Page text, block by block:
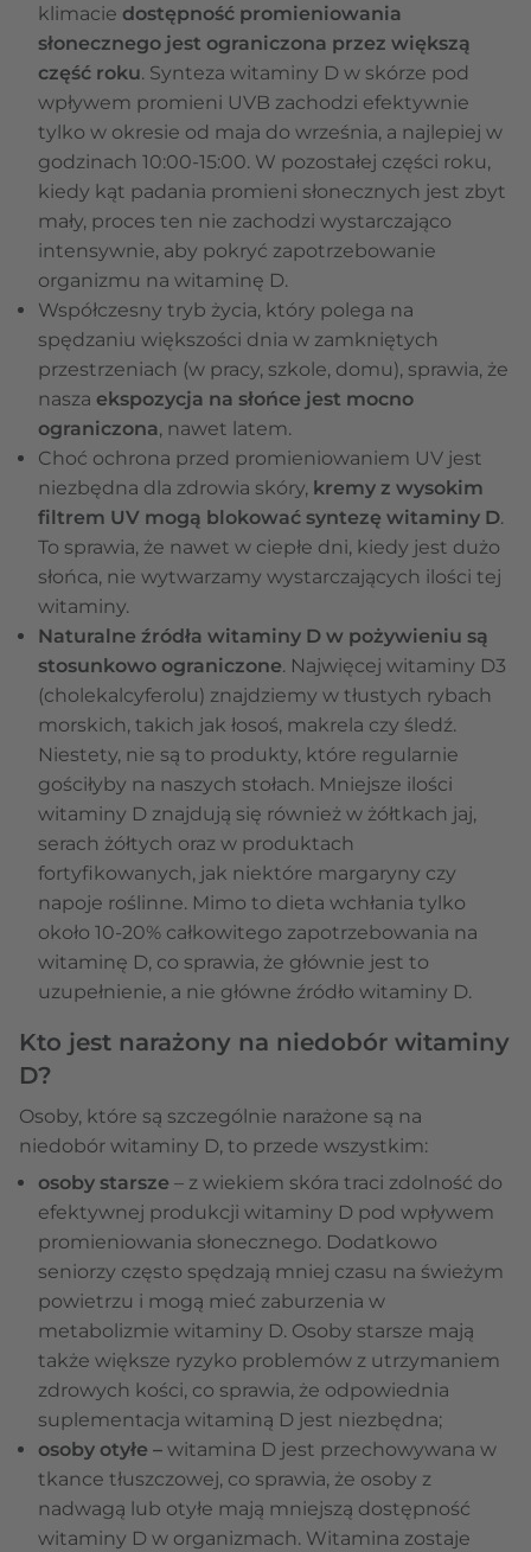
klimacie dostępność promieniowania
słonecznego jest ograniczona przez większą
część roku. Synteza witaminy D w skórze pod
wpływem promieni UVB zachodzi efektywnie
tylko w okresie od maja do września, a najlepiej w
godzinach 10:00-15:00. W pozostałej części roku,
kiedy kąt padania promieni słonecznych jest zbyt
mały, proces ten nie zachodzi wystarczająco
intensywnie, aby pokryć zapotrzebowanie
organizmu na witaminę D.
Współczesny tryb życia, który polega na
spędzaniu większości dnia w zamkniętych
przestrzeniach (w pracy, szkole, domu), sprawia, że
nasza ekspozycja na słońce jest mocno
ograniczona, nawet latem.
Choć ochrona przed promieniowaniem UV jest
niezbędna dla zdrowia skóry, kremy z wysokim
filtrem UV mogą blokować syntezę witaminy D.
To sprawia, że nawet w ciepłe dni, kiedy jest dużo
słońca, nie wytwarzamy wystarczających ilości tej
witaminy.
Naturalne źródła witaminy D w pożywieniu są
stosunkowo ograniczone. Najwięcej witaminy D3
(cholekalcyferolu) znajdziemy w tłustych rybach
morskich, takich jak łosoś, makrela czy śledź.
Niestety, nie są to produkty, które regularnie
gościłyby na naszych stołach. Mniejsze ilości
witaminy D znajdują się również w żółtkach jaj,
serach żółtych oraz w produktach
fortyfikowanych, jak niektóre margaryny czy
napoje roślinne. Mimo to dieta wchłania tylko
około 10-20% całkowitego zapotrzebowania na
witaminę D, co sprawia, że głównie jest to
uzupełnienie, a nie główne źródło witaminy D.
Kto jest narażony na niedobór witaminy
D?
Osoby, które są szczególnie narażone są na
niedobór witaminy D, to przede wszystkim:
osoby starsze – z wiekiem skóra traci zdolność do
efektywnej produkcji witaminy D pod wpływem
promieniowania słonecznego. Dodatkowo
seniorzy często spędzają mniej czasu na świeżym
powietrzu i mogą mieć zaburzenia w
metabolizmie witaminy D. Osoby starsze mają
także większe ryzyko problemów z utrzymaniem
zdrowych kości, co sprawia, że odpowiednia
suplementacja witaminą D jest niezbędna;
osoby otyłe – witamina D jest przechowywana w
tkance tłuszczowej, co sprawia, że osoby z
nadwagą lub otyłe mają mniejszą dostępność
witaminy D w organizmach. Witamina zostaje